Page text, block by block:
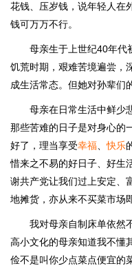
花钱、压岁钱，说年轻人在
钱可万万不行。
母亲生于上世纪40年代
饥荒时期，艰难苦境遍尝，
成生活常态。但她对孙辈们
母亲在日常生活中鲜少
那些苦难的日子是对身心的
好了，理当享受幸福 、快乐
惜来之不易的好日子、好生
谢共产党让我们过上安定、
地摊货，亦从来不买菜市场
我对母亲自制床单依然
高小文化的母亲知道我不懂
俭不是叫你少点菜点便宜的